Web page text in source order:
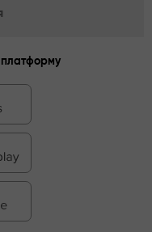
платформу